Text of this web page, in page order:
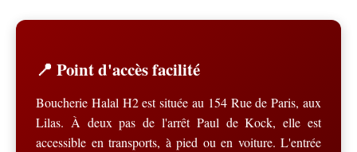
📍 Point d'accès facilité
Boucherie Halal H2 est située au 154 Rue de Paris, aux
Lilas. À deux pas de l'arrêt Paul de Kock, elle est
accessible en transports, à pied ou en voiture. L'entrée